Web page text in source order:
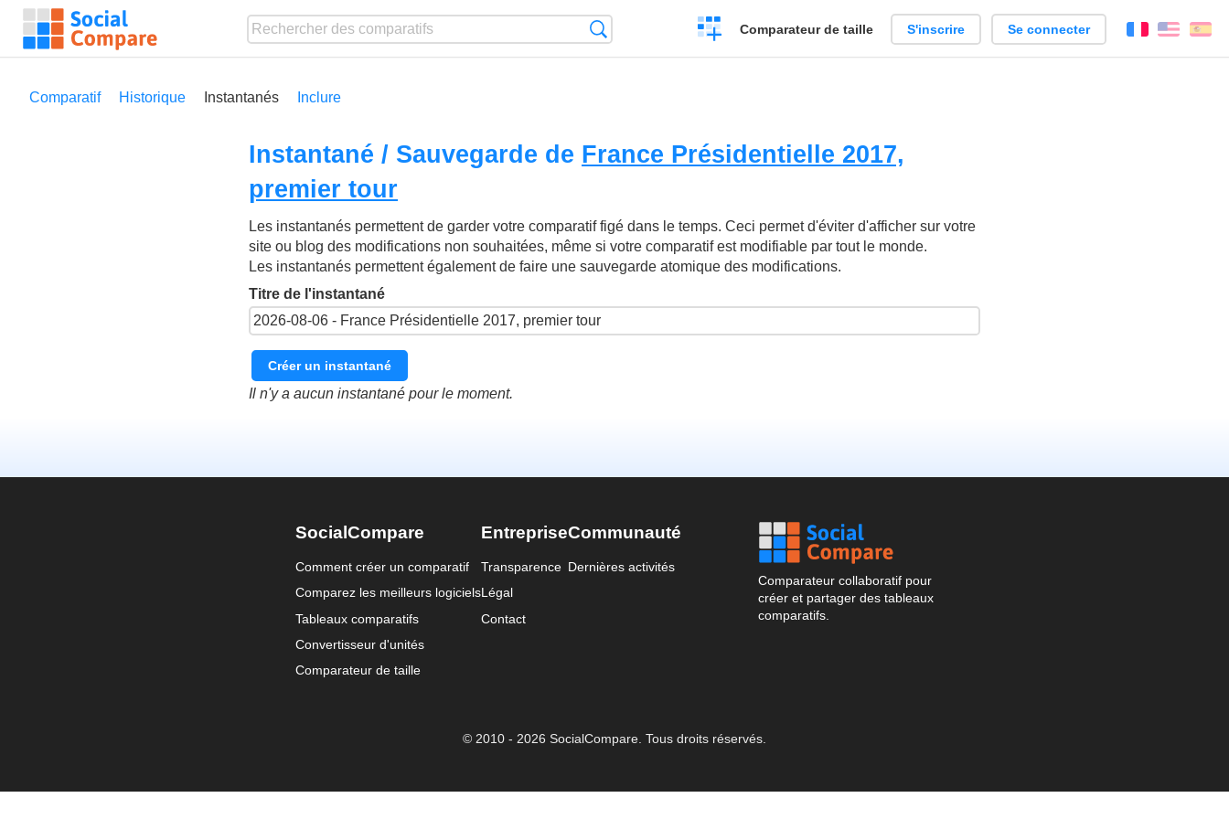
Créer
un
Comparateur de taille S'inscrire Se connecter FrançaisEnglish
Comparatif Historique Instantanés Inclure
Instantané / Sauvegarde de France Présidentielle 2017,
premier tour
Les instantanés permettent de garder votre comparatif figé dans le temps. Ceci permet d'éviter d'afficher sur votre
site ou blog des modifications non souhaitées, même si votre comparatif est modifiable par tout le monde.
Les instantanés permettent également de faire une sauvegarde atomique des modifications.
Titre de l'instantané
Créer un instantané
Il n'y a aucun instantané pour le moment.
SocialCompare
Comment créer un comparatif
Comparez les meilleurs logiciels
Tableaux comparatifs
Convertisseur d'unités
Comparateur de taille
Entreprise
Transparence
Légal
Contact
Communauté
Dernières activités
Comparateur collaboratif pour
créer et partager des tableaux
comparatifs.
© 2010 - 2026 SocialCompare. Tous droits réservés.